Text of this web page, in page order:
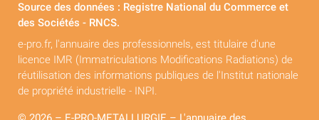
Source des données : Registre National du Commerce et
des Sociétés - RNCS.
e-pro.fr, l'annuaire des professionnels, est titulaire d'une
licence IMR (Immatriculations Modifications Radiations) de
réutilisation des informations publiques de l'Institut nationale
de propriété industrielle - INPI.